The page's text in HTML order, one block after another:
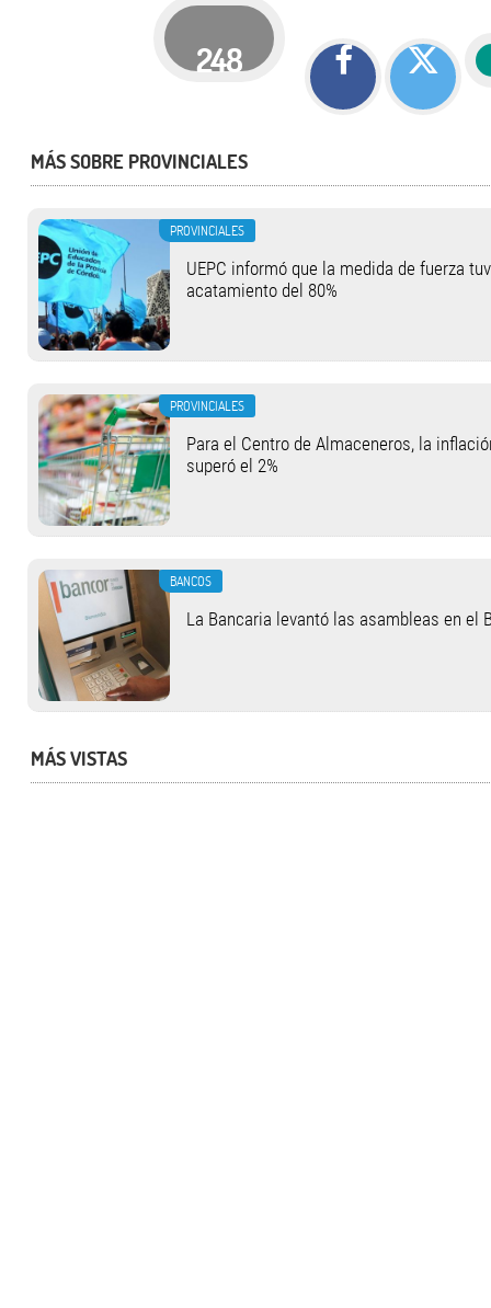
248
MÁS SOBRE PROVINCIALES
PROVINCIALES
UEPC informó que la medida de fuerza
acatamiento del 80%
PROVINCIALES
Para el Centro de Almaceneros, la
superó el 2%
BANCOS
La Bancaria levantó las asambleas en el
MÁS VISTAS